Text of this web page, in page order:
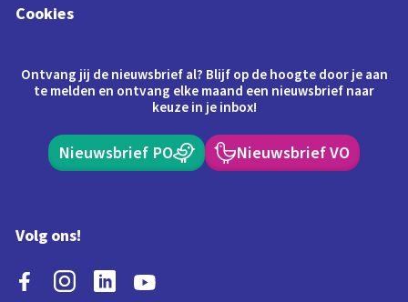
Cookies
Ontvang jij de nieuwsbrief al? Blijf op de hoogte door je aan
te melden en ontvang elke maand een nieuwsbrief naar
keuze in je inbox!
Nieuwsbrief PO Nieuwsbrief VO
Volg ons!